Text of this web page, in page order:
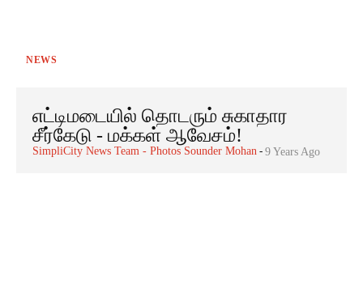
NEWS
எட்டிமடையில் தொடரும் சுகாதார
சீர்கேடு - மக்கள் ஆவேசம்!
SimpliCity News Team - Photos Sounder Mohan - 9 Years Ago